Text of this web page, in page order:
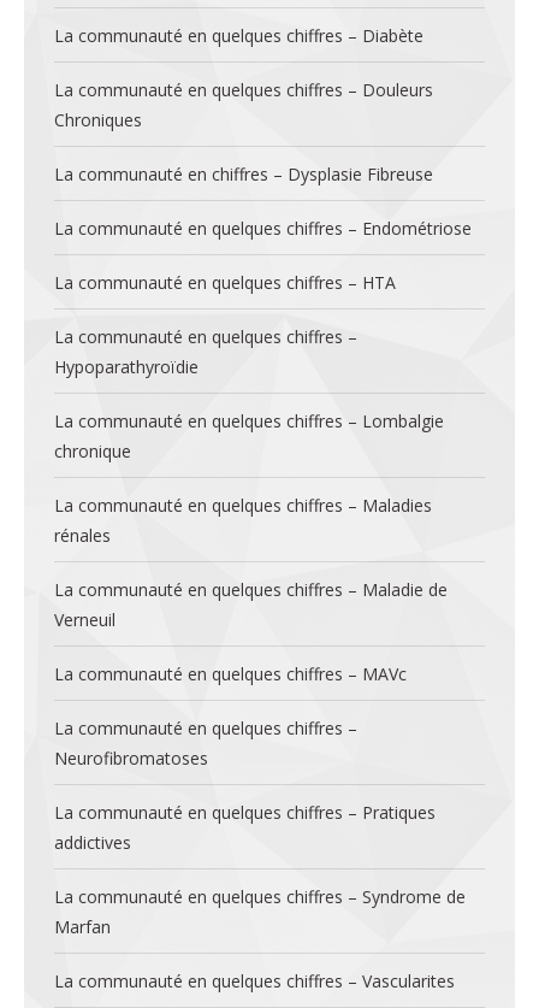
La communauté en quelques chiffres – Diabète
La communauté en quelques chiffres – Douleurs
Chroniques
La communauté en chiffres – Dysplasie Fibreuse
La communauté en quelques chiffres – Endométriose
La communauté en quelques chiffres – HTA
La communauté en quelques chiffres –
Hypoparathyroïdie
La communauté en quelques chiffres – Lombalgie
chronique
La communauté en quelques chiffres – Maladies
rénales
La communauté en quelques chiffres – Maladie de
Verneuil
La communauté en quelques chiffres – MAVc
La communauté en quelques chiffres –
Neurofibromatoses
La communauté en quelques chiffres – Pratiques
addictives
La communauté en quelques chiffres – Syndrome de
Marfan
La communauté en quelques chiffres – Vascularites